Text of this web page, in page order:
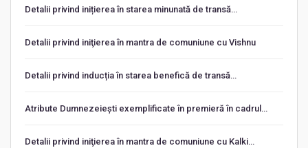
Detalii privind inițierea în starea minunată de transă…
Detalii privind iniţierea în mantra de comuniune cu Vishnu
Detalii privind inducția în starea benefică de transă…
Atribute Dumnezeiești exemplificate în premieră în cadrul…
Detalii privind iniţierea în mantra de comuniune cu Kalki…